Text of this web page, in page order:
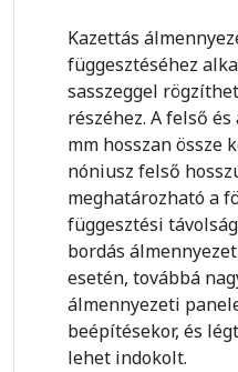
Kazettás
függesztéséhez
sasszeggel
részéhez. A felső
mm hosszan össze
nóniusz felső
meghatározható a
függesztési
bordás
esetén, továbbá
álmennyezeti
beépítésekor, és
lehet indokolt.